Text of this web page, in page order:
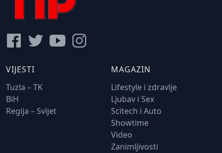
VIJESTI
Tuzla – TK
BiH
Regija – Svijet
MAGAZIN
Lifestyle i zdravlje
Ljubav i Sex
Scitech i Auto
Showtime
Video
Zanimljivosti